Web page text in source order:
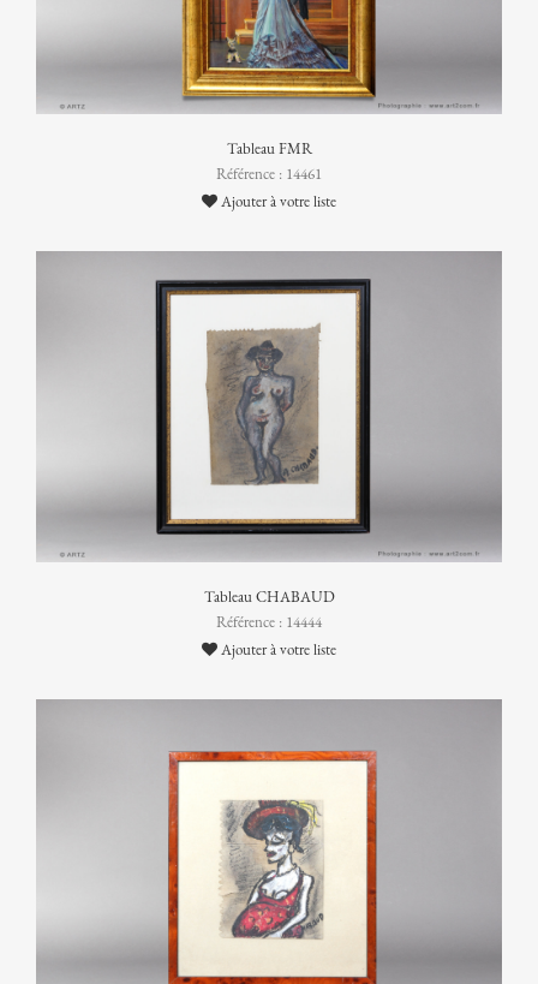
Tableau FMR
Référence : 14461
Ajouter à votre liste
Tableau CHABAUD
Référence : 14444
Ajouter à votre liste